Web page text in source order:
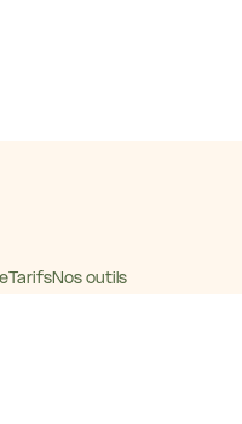
TarifsNos outils